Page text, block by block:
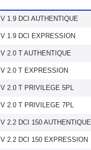
IV 1.9 DCI AUTHENTIQUE
IV 1.9 DCI EXPRESSION
IV 2.0 T AUTHENTIQUE
IV 2.0 T EXPRESSION
IV 2.0 T PRIVILEGE 5PL
IV 2.0 T PRIVILEGE 7PL
IV 2.2 DCI 150 AUTHENTIQUE
IV 2.2 DCI 150 EXPRESSION